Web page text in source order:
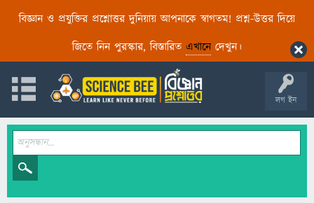
বিজ্ঞান ও প্রযুক্তির প্রশ্নোত্তর দুনিয়ায় আপনাকে স্বাগতম! প্রশ্ন-উত্তর দিয়ে
জিতে নিন পুরস্কার, বিস্তারিত এখানেদেখুন।
লগ ইন